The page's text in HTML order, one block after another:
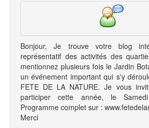
Bonjour, Je trouve votre blog
représentatif des activités des
mentionnez plusieurs fois le Jardin
un événement important qui s'y
FETE DE LA NATURE. Je vous
participer cette année, le
Programme complet sur :
Merci